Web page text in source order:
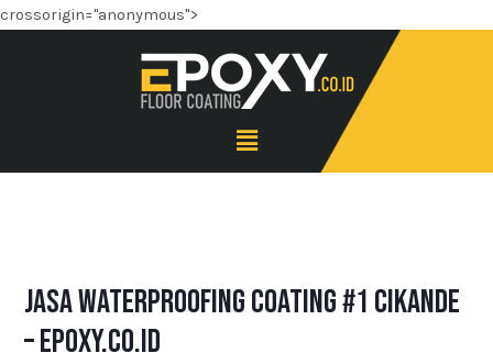
crossorigin="anonymous">
Jasa Waterproofing Coating #1 Cikande
– Epoxy.co.id